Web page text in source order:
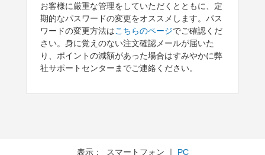
お客様に厳重な管理をしていただくとともに、定
期的なパスワードの変更をオススメします。パス
ワードの変更方法はこちらのページでご確認くだ
さい。身に覚えのない注文確認メールが届いた
り、ポイントの減額があった場合はすみやかに弊
社サポートセンターまでご連絡ください。
表示： スマートフォン ｜ PC